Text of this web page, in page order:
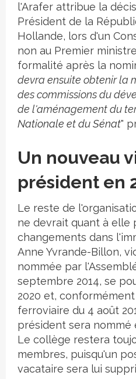
l'Arafer attribue la
Président de la
Hollande, lors d'un
non au Premier
formalité après la
devra ensuite obtenir la
des commissions du
de l'aménagement du
Nationale etdu Sénat"
Un nouveau
président en
Le reste de
ne devrait quant à elle
changements dans
Anne Yvrande-Billon,
nommée par
septembre 2014, se
2020 et,
ferroviaire du 4 août
président sera nommé
Le collège restera
membres, puisqu'un
vacataire sera lui